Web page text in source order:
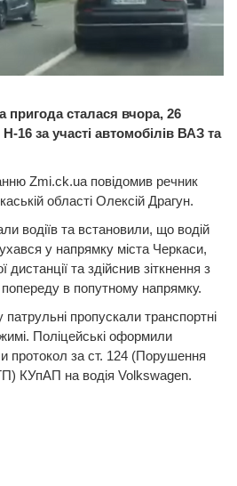
сталася вчора, 26
16 за участі автомобілів ВАЗ та
Zmi.ck.ua повідомив речник
області Олексій Драгун.
водіїв та встановили, що водій
у напрямку міста Черкаси,
та здійснив зіткнення з
в попутному напрямку.
пропускали транспортні
Поліцейські оформили
протокол за ст. 124 (Порушення
КУпАП на водія Volkswagen.